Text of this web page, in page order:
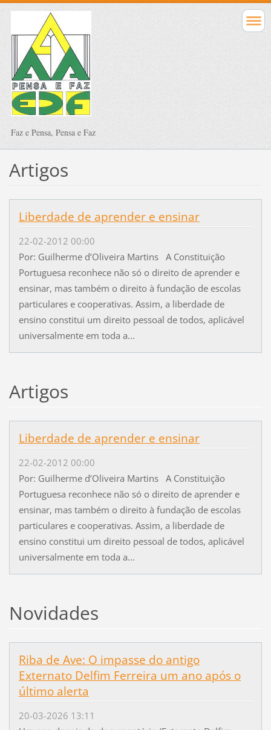
Faz e Pensa, Pensa e Faz
Artigos
Liberdade de aprender e ensinar
22-02-2012 00:00
Por: Guilherme d’Oliveira Martins A Constituição
Portuguesa reconhece não só o direito de aprender e
ensinar, mas também o direito à fundação de escolas
particulares e cooperativas. Assim, a liberdade de
ensino constitui um direito pessoal de todos, aplicável
universalmente em toda a...
Artigos
Liberdade de aprender e ensinar
22-02-2012 00:00
Por: Guilherme d’Oliveira Martins A Constituição
Portuguesa reconhece não só o direito de aprender e
ensinar, mas também o direito à fundação de escolas
particulares e cooperativas. Assim, a liberdade de
ensino constitui um direito pessoal de todos, aplicável
universalmente em toda a...
Novidades
Riba de Ave: O impasse do antigo
Externato Delfim Ferreira um ano após o
último alerta
20-03-2026 13:11